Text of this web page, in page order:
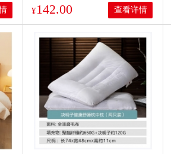
¥142.00 查看详情